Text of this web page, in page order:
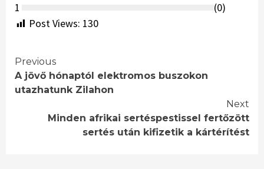
1
(0)
Post Views: 130
Continue
Reading
Previous
A jövő hónaptól elektromos buszokon
utazhatunk Zilahon
Next
Minden afrikai sertéspestissel fertőzött
sertés után kifizetik a kártérítést